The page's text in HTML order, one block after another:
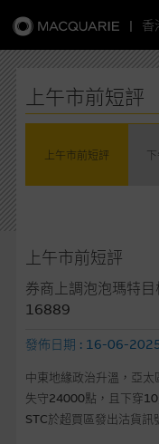
| 香
選股攻略
麥格理投資教室
上午市前短評
上午市前短評
上午市前短評
券商上調泡泡瑪特
16889
發佈日期 : 16-06-
中東地緣政治升溫，亞
失守24000點，且下穿
STC於超買區發出沽貨訊